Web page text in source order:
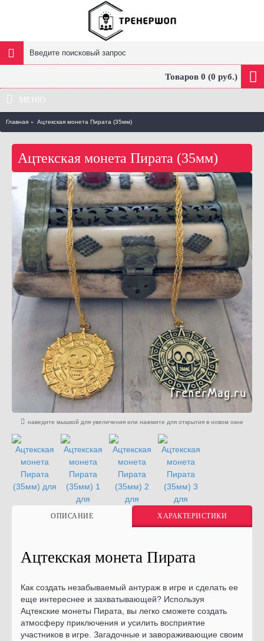
Товаров 0 (0 руб.)
МЕНЮ
Главная Ацтекская монета Пирата (35мм)
Ацтекская монета Пирата (35мм)
наведите мышкой для увеличения или нажмите для открытия в новом окне
ОПИСАНИЕ ХАРАКТЕРИСТИКИ
Ацтекская монета Пирата
Как создать незабываемый антураж в игре и сделать ее
еще интереснее и захватывающей? Используя
Ацтекские монеты Пирата, вы легко сможете создать
атмосферу приключения и усилить восприятие
участников в игре. Загадочные и завораживающие своим